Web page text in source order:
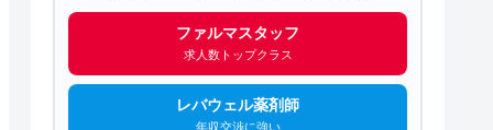
ファルマスタッフ
求人数トップクラス
レバウェル薬剤師
年収交渉に強い